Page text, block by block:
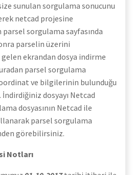
sunulan sorgulama sonucunu
netcad projesine
sorgulama sayfasında
parselin üzerini
gelen ekrandan dosya indirme
parsel sorgulama
ve bilgilerinin bulunduğu
İndirdiğiniz dosyayı Netcad
dosyasının Netcad ile
parsel sorgulama
görebilirsiniz.
Notları